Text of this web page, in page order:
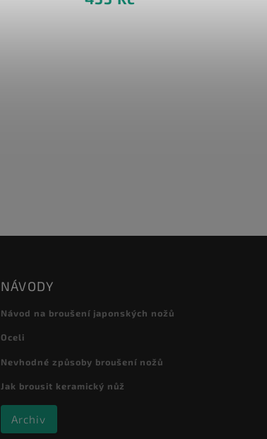
NÁVODY
Návod na broušení japonských nožů
Oceli
Nevhodné způsoby broušení nožů
Jak brousit keramický nůž
Archiv